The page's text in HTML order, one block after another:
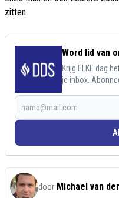
zitten.
Word lid van
Krijg ELKE dag
je inbox.
door Michael van